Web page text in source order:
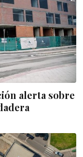
alerta sobre